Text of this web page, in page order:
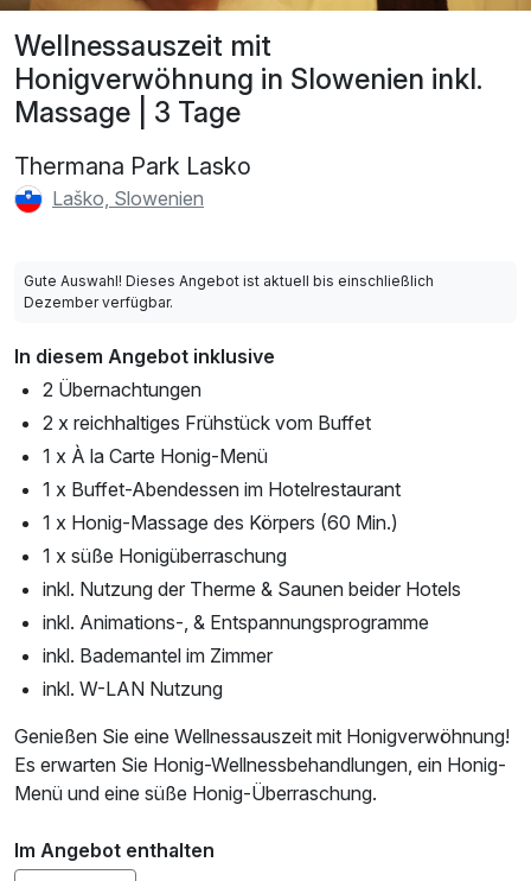
Wellnessauszeit mit
Honigverwöhnung in Slowenien inkl.
Massage | 3 Tage
Thermana Park Lasko
Laško, Slowenien
Gute Auswahl! Dieses Angebot ist aktuell bis einschließlich
Dezember verfügbar.
In diesem Angebot inklusive
2 Übernachtungen
2 x reichhaltiges Frühstück vom Buffet
1 x À la Carte Honig-Menü
1 x Buffet-Abendessen im Hotelrestaurant
1 x Honig-Massage des Körpers (60 Min.)
1 x süße Honigüberraschung
inkl. Nutzung der Therme & Saunen beider Hotels
inkl. Animations-, & Entspannungsprogramme
inkl. Bademantel im Zimmer
inkl. W-LAN Nutzung
Genießen Sie eine Wellnessauszeit mit Honigverwöhnung!
Es erwarten Sie Honig-Wellnessbehandlungen, ein Honig-
Menü und eine süße Honig-Überraschung.
Im Angebot enthalten